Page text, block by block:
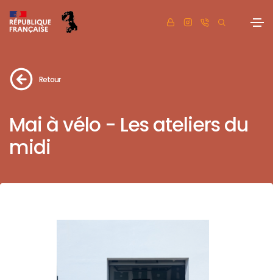
Retour
Mai à vélo - Les ateliers du
midi